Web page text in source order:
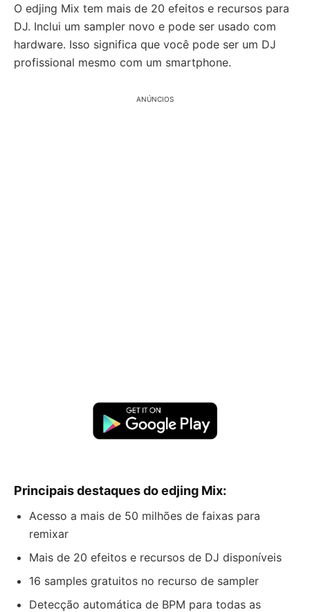
O edjing Mix tem mais de 20 efeitos e recursos para
DJ. Inclui um sampler novo e pode ser usado com
hardware. Isso significa que você pode ser um DJ
profissional mesmo com um smartphone.
ANÚNCIOS
Principais destaques do edjing Mix:
Acesso a mais de 50 milhões de faixas para
remixar
Mais de 20 efeitos e recursos de DJ disponíveis
16 samples gratuitos no recurso de sampler
Detecção automática de BPM para todas as